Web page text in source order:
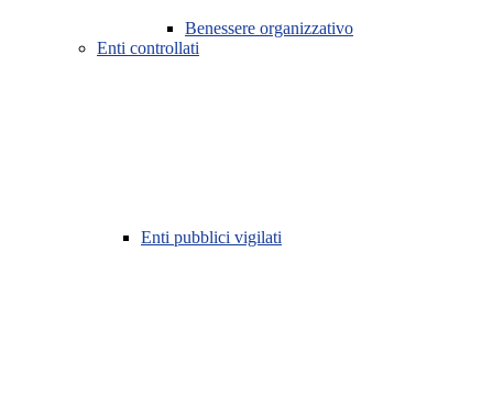
Benessere organizzativo
Enti controllati
Enti pubblici vigilati